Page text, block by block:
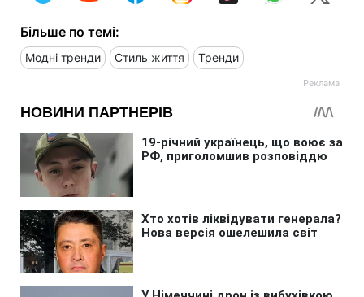
Більше по темі:
Модні тренди Стиль життя Тренди